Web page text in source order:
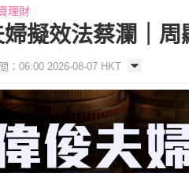
理財
擬效法蔡瀾｜周
：06:00 2026-08-07 HKT